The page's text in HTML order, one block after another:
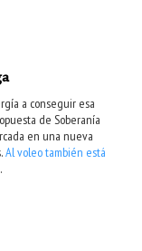
a conseguir esa
de Soberanía
en una nueva
Al voleo también está
.